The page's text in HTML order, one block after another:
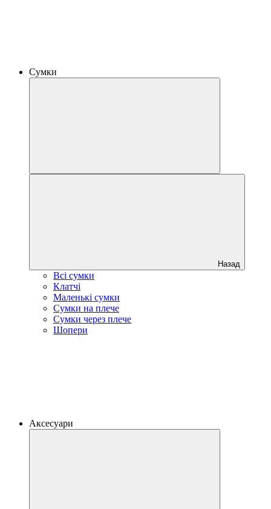
Сумки
Назад
Всі сумки
Клатчі
Маленькі сумки
Сумки на плече
Сумки через плече
Шопери
Аксесуари